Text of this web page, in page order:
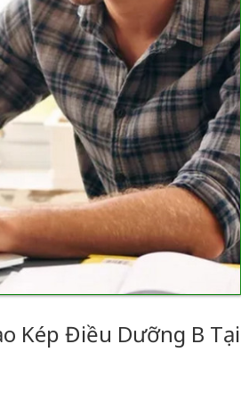
Kép Điều Dưỡng B Tại